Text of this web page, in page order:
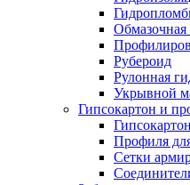
Обмазочная
Рубероид
Рулонная
Укрывной
Гипсокартон и
Гипсокартон
Профиля
Сетки